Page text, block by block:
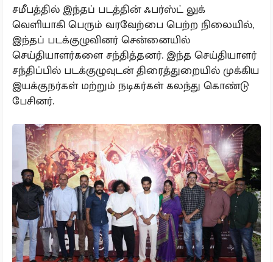
சமீபத்தில் இந்தப் படத்தின் ஃபர்ஸ்ட் லுக்
வெளியாகி பெரும் வரவேற்பை பெற்ற நிலையில்,
இந்தப் படக்குழுவினர் சென்னையில்
செய்தியாளர்களை சந்தித்தனர். இந்த செய்தியாளர்
சந்திப்பில் படக்குழுவுடன் திரைத்துறையில் முக்கிய
இயக்குநர்கள் மற்றும் நடிகர்கள் கலந்து கொண்டு
பேசினர்.